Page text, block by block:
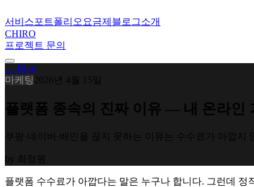
서비스포트폴리오 요금제 블로그소개
CHIRO
프로젝트 문의
← Blog
마케팅 2026년 4월 15일
플랫폼 종속의 진짜 이유 — 내 온라인
쿠팡·네이버·배민을 끊지 못하는 이유는 수수료가 아깝
by 최정원
플랫폼 수수료가 아깝다는 말은 누구나 합니다. 그런데